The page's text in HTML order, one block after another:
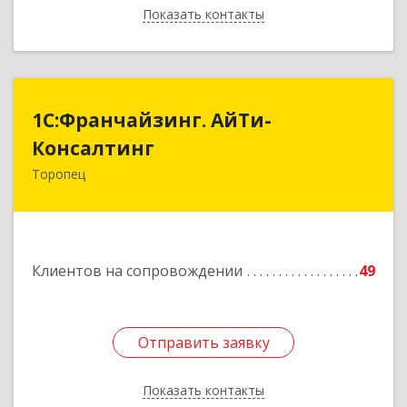
Показать контакты
Назад
1С:Франчайзинг. АйТи-
Консалтинг
Торопец
Клиентов на сопровождении 49
Отправить заявку
Показать контакты
1С:Франчайзинг. АйТи-
Консалтинг
172840, Тверская обл, Торопец г, Гоголя ул,
Отправить заявку
Назад